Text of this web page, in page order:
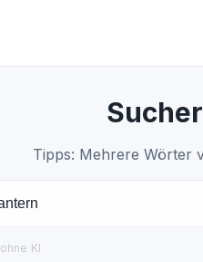
Tipps: Mehrere Wörter
ohne KI